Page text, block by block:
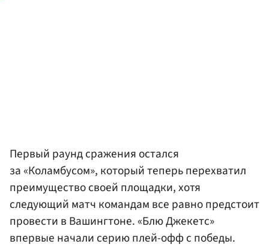
Первый раунд сражения остался
за «Коламбусом», который теперь перехватил
преимущество своей площадки, хотя
следующий матч командам все равно предстоит
провести в Вашингтоне. «Блю Джекетс»
впервые начали серию плей-офф с победы.